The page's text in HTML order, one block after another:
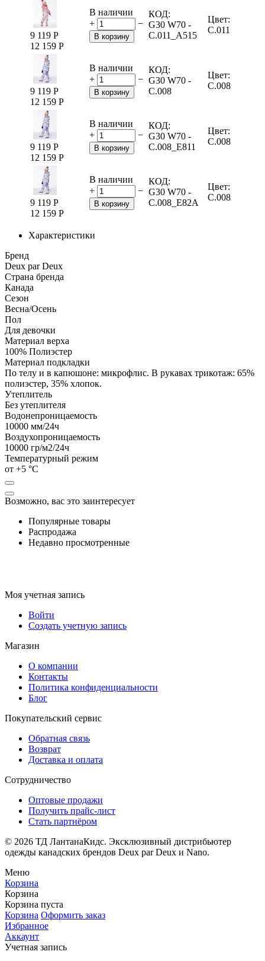
9 119 Р
12 159 Р
В наличии
+
−
В корзину
КОД:
G30 W70 -
C.011_A515
Цвет:
C.011
9 119 Р
12 159 Р
В наличии
+
−
В корзину
КОД:
G30 W70 -
C.008
Цвет:
C.008
9 119 Р
12 159 Р
В наличии
+
−
В корзину
КОД:
G30 W70 -
C.008_E811
Цвет:
C.008
9 119 Р
12 159 Р
В наличии
+
−
В корзину
КОД:
G30 W70 -
C.008_E82A
Цвет:
C.008
Характеристики
Бренд
Deux par Deux
Страна бренда
Канада
Сезон
Весна/Осень
Пол
Для девочки
Материал верха
100% Полиэстер
Материал подкладки
По телу и в капюшоне: микрофлис. В рукавах трикотаж: 65%
полиэстер, 35% хлопок.
Утеплитель
Без утеплителя
Водонепроницаемость
10000 мм/24ч
Воздухопроницаемость
10000 гр/м2/24ч
Температурный режим
от +5 °C
Возможно, вас это заинтересует
Популярные товары
Распродажа
Недавно просмотренные
Моя учетная запись
Войти
Создать учетную запись
Магазин
О компании
Контакты
Политика конфиденциальности
Блог
Покупательский сервис
Обратная связь
Возврат
Доставка и оплата
Сотрудничество
Оптовые продажи
Получить прайс-лист
Стать партнёром
© 2026 ТД ЛантанаКидс. Эксклюзивный дистрибьютер
одежды канадских брендов Deux par Deux и Nano.
Меню
Корзина
Корзина
Корзина пуста
Корзина Оформить заказ
Избранное
Аккаунт
Учетная запись